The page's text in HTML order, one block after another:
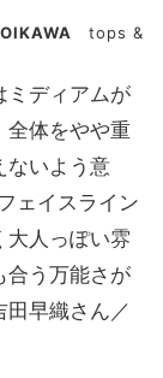
tops &
ミディアムが
全体をやや重
ないよう意
ェイスライン
大人っぽい雰
合う万能さが
田早織さん／